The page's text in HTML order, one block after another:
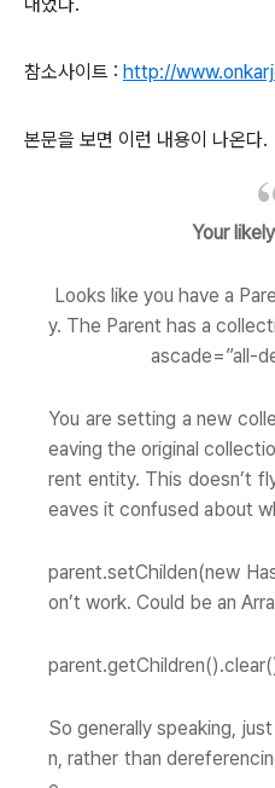
참소사이트 : http://
본문을 보면 이런 내용이 나온다.
Your
Looks like you have a
y. The Parent has a
ascade=”all-
You are setting a new
eaving the original
rent entity. This doesn’t
eaves it confused about
parent.setChilden(new
on’t work. Could be an
So generally speaking,
n, rather than